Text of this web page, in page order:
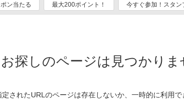
ン当たる 最大200ポイント！ 今すぐ参加！スタン
お探しのページは見つかりま
定されたURLのページは存在しないか、一時的に利用で